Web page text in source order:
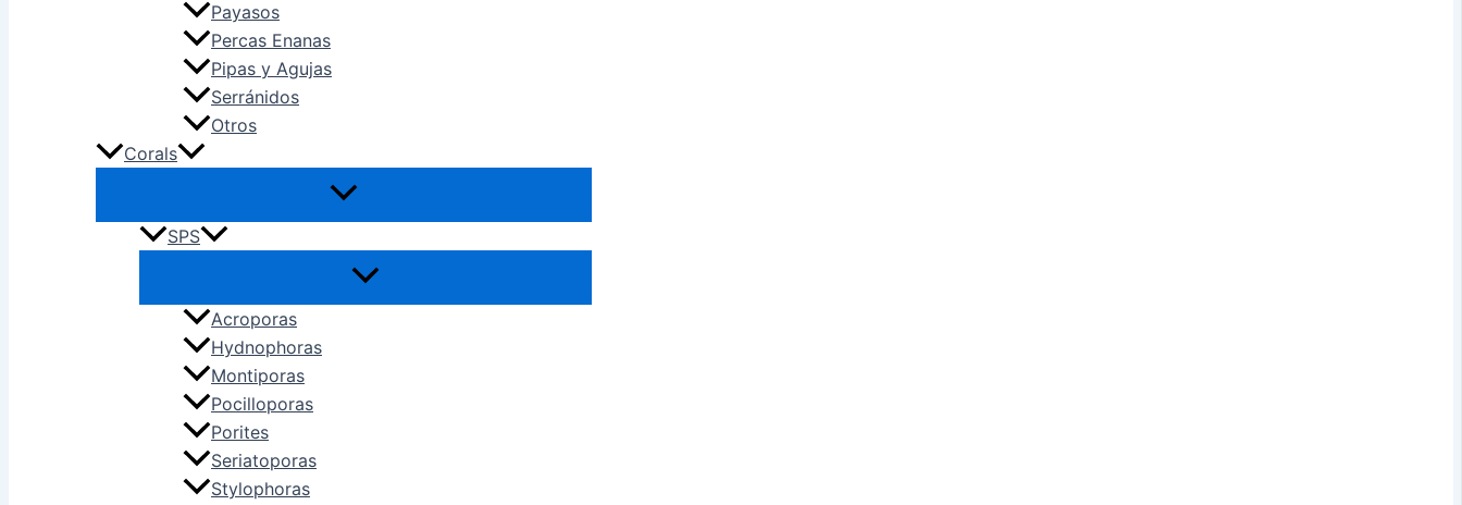
Payasos
Percas Enanas
Pipas y Agujas
Serránidos
Otros
Corals
SPS
Acroporas
Hydnophoras
Montiporas
Pocilloporas
Porites
Seriatoporas
Stylophoras